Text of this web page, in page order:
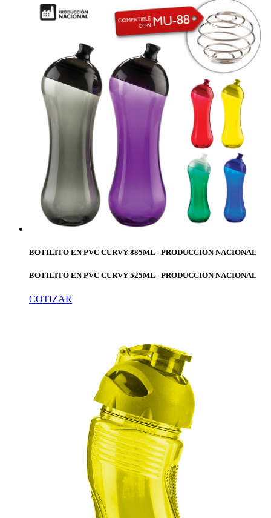
BOTILITO EN PVC CURVY 885ML - PRODUCCION NACIONAL
BOTILITO EN PVC CURVY 525ML - PRODUCCION NACIONAL
COTIZAR